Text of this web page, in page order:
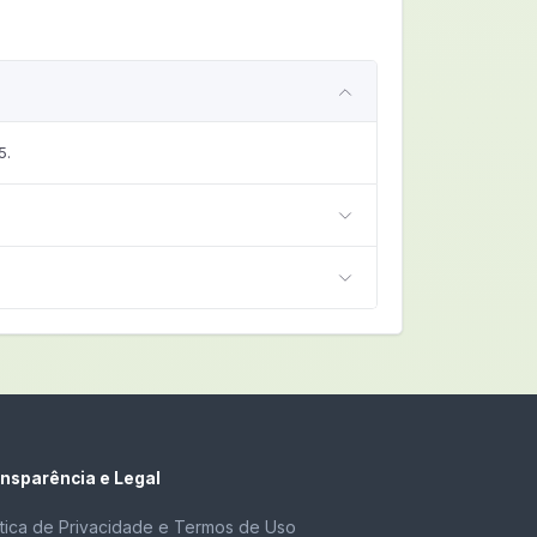
e Legal
de Privacidade e Termos de Uso